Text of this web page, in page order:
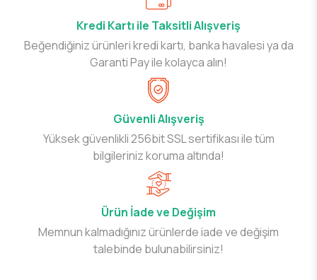
Kredi Kartı ile Taksitli Alışveriş
Beğendiğiniz ürünleri kredi kartı, banka havalesi ya da
Garanti Pay ile kolayca alın!
Güvenli Alışveriş
Yüksek güvenlikli 256bit SSL sertifikası ile tüm
bilgileriniz koruma altında!
Ürün İade ve Değişim
Memnun kalmadığınız ürünlerde iade ve değişim
talebinde bulunabilirsiniz!